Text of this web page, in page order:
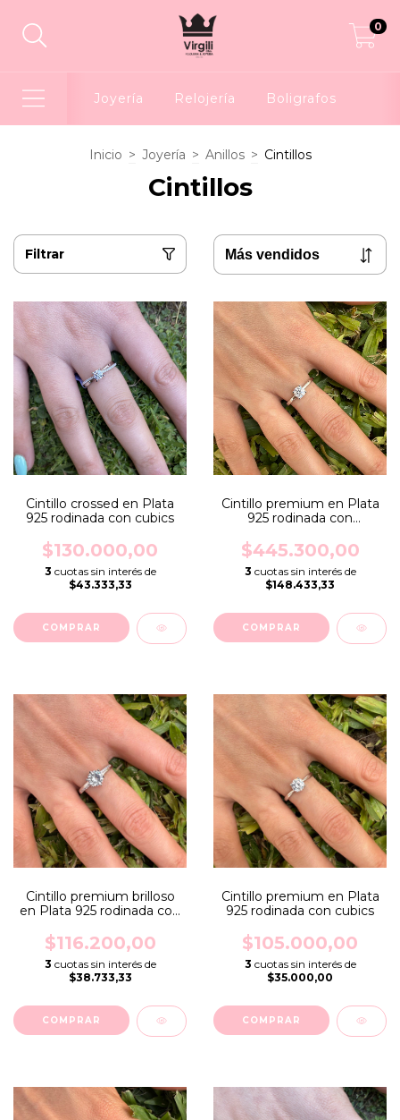
0
Joyería Relojería Boligrafos
Inicio > Joyería > Anillos > Cintillos
Cintillos
Filtrar
Cintillo crossed en Plata
925 rodinada con cubics
$130.000,00
3 cuotas sin interés de
$43.333,33
COMPRAR
Cintillo premium en Plata
925 rodinada con
$445.300,00
3 cuotas sin interés de
$148.433,33
COMPRAR
Cintillo premium brilloso
en Plata 925 rodinada con
$116.200,00
3 cuotas sin interés de
$38.733,33
COMPRAR
Cintillo premium en Plata
925 rodinada con cubics
$105.000,00
3 cuotas sin interés de
$35.000,00
COMPRAR